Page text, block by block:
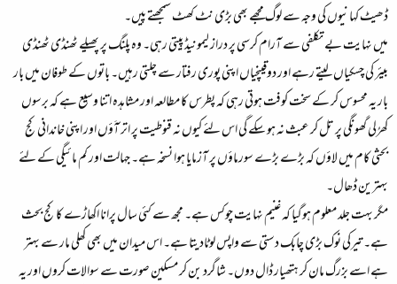
ڈھیٹ کہانیوں کی وجہ سے لوگ مجھے بھی بڑی نٹ کھٹ سمجھتے پیں۔
میں نہایت بے تکلفی سے آرام کرسی پر دراز لیمونیڈ پیتی رہی۔ وہ پلنگ پر پھیلے ٹھنڈی ٹھنڈی
بیئر کی چسکیاں لیتے رہے اور دوقینچیاں اپنی پوری رفتار سے چلتی رہیں۔ باتوں کے طوفان میں بار
بار یہ محسوس کر کے سخت کوفت ہوتی رہی کہ پطرس کا مطالعہ اور مشاہدہ اتنا وسیع ہے کہ برسوں
کھُرلی گھونگی پر تل کر عبث نہ ہو سکے گی اس لئے کیوں نہ قنوطیت پر اتر آَؤں اور اپنی خاندانی کج
بحثی کام میں لاؤں کہ بڑے بڑے سورماؤں پر آزمایا ہوا نسخہ ہے۔ جہالت اور کم مائیگی کے لئے
بہترین ڈھال۔
مگر بہت جلد معلوم ہوگیا کہ غنیم نہایت چوکس ہے۔ مجھ سے کئی سال پرانا اکھاڑے کا کج بحث
ہے۔ تیرکی نوک بڑی چابک دستی سے واپس لوٹادیتا ہے۔ اس میدان میں بھی کھلی مار سے بہتر
ہے اسے بزرگ مان کر ہتھیار ڈال دوں۔ شاگرد بن کر مسکین صورت سے سوالات کروں اور یہ